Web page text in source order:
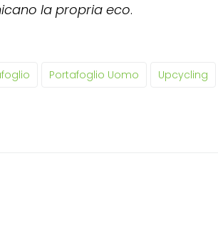
la propria eco.
Portafoglio Uomo Upcycling